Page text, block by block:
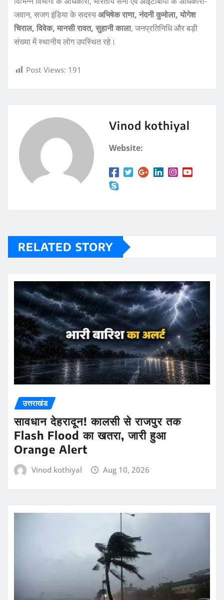
जवान, सजग इंडिया के सदस्यअभिषेक राणा, नंदनी कुमोला, योगेश
चिराल, विवेक, मानसी रावत, सुहानी काला, जनप्रतिनिधि और बड़ी
संख्या में स्थानीय लोग उपस्थित रहे।
Post Views: 191
Vinod kothiyal
Website:
RELATED STORY
उत्तराखंड
सावधान देहरादून! कालसी से राजपुर तक
Flash Flood का खतरा, जारी हुआ
Orange Alert
Vinod kothiyal Aug 10, 2026